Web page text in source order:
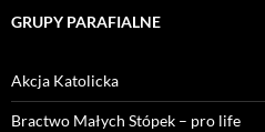
GRUPY PARAFIALNE
Akcja Katolicka
Bractwo Małych Stópek – pro life